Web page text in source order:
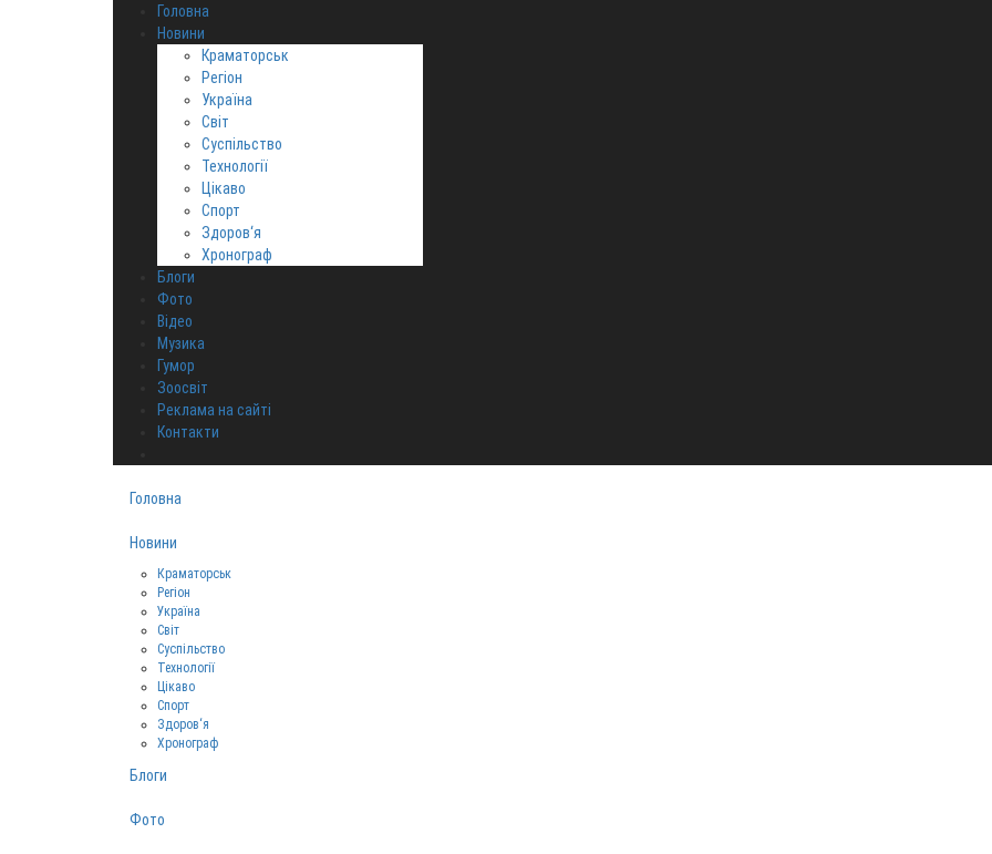
Головна
Новини
Краматорськ
Регіон
Україна
Світ
Суспільство
Технології
Цікаво
Спорт
Здоров‘я
Хронограф
Блоги
Фото
Відео
Музика
Гумор
Зоосвіт
Реклама на сайті
Контакти
Головна
Новини
Краматорськ
Регіон
Україна
Світ
Суспільство
Технології
Цікаво
Спорт
Здоров‘я
Хронограф
Блоги
Фото